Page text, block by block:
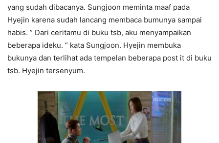
yang sudah dibacanya. Sungjoon meminta maaf pada
Hyejin karena sudah lancang membaca bumunya sampai
habis. ” Dari ceritamu di buku tsb, aku menyampaikan
beberapa ideku. ” kata Sungjoon. Hyejin membuka
bukunya dan terlihat ada tempelan beberapa post it di buku
tsb. Hyejin tersenyum.